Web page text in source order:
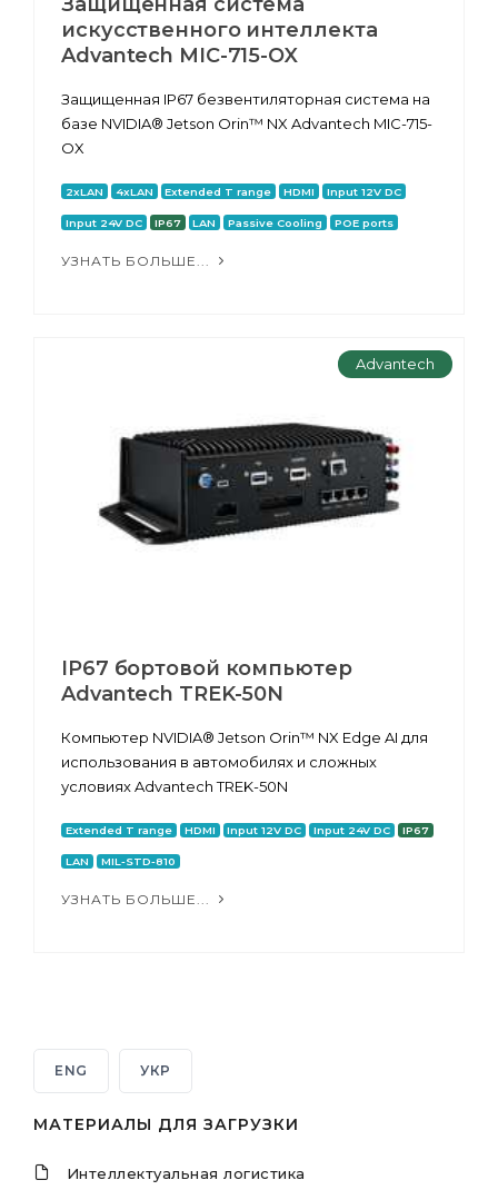
искусственного интеллекта
Advantech MIC-715-OX
Защищенная IP67 безвентиляторная система на
базе NVIDIA® Jetson Orin™ NX Advantech MIC-715-
OX
2xLAN 4xLAN Extended T range HDMI Input 12V DC
Input 24V DC IP67 LAN Passive Cooling POE ports
УЗНАТЬ БОЛЬШЕ...
Advantech
IP67 бортовой компьютер
Advantech TREK-50N
Компьютер NVIDIA® Jetson Orin™ NX Edge AI для
использования в автомобилях и сложных
условиях Advantech TREK-50N
Extended T range HDMI Input 12V DC Input 24V DC IP67
LAN MIL-STD-810
УЗНАТЬ БОЛЬШЕ...
ENG УКР
МАТЕРИАЛЫ ДЛЯ ЗАГРУЗКИ
Интеллектуальная логистика